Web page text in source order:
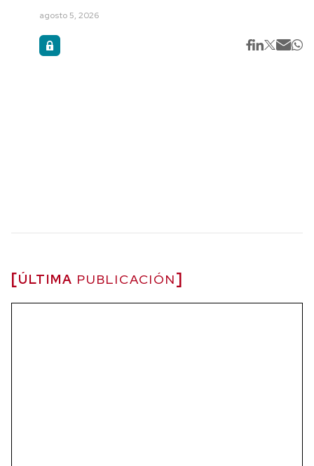
agosto 5, 2026
ÚLTIMA PUBLICACIÓN